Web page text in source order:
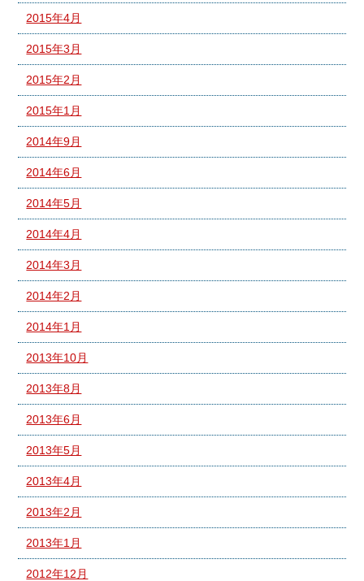
2015年4月
2015年3月
2015年2月
2015年1月
2014年9月
2014年6月
2014年5月
2014年4月
2014年3月
2014年2月
2014年1月
2013年10月
2013年8月
2013年6月
2013年5月
2013年4月
2013年2月
2013年1月
2012年12月